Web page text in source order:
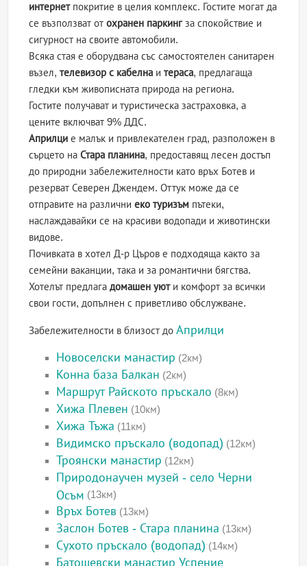
интернетпокритие в целия комплекс. Гостите могат да
се възползват отохранен паркингза спокойствие и
сигурност на своите автомобили.
Всяка стая е оборудвана със самостоятелен санитарен
възел,телевизор с кабелна итераса, предлагаща
гледки към живописната природа на региона.
Гостите получават и туристическа застраховка, а
цените включват 9% ДДС.
Априлци е малък и привлекателен град, разположен в
сърцето наСтара планина, предоставящ лесен достъп
до природни забележителности като връх Ботев и
резерват Северен Джендем. Оттук може да се
отправите на различниеко туризъм пътеки,
наслаждавайки се на красиви водопади и животински
видове.
Почивката в хотел Д-р Църов е подходяща както за
семейни ваканции, така и за романтични бягства.
Хотелът предлагадомашен уюти комфорт за всички
свои гости, допълнен с приветливо обслужване.
Забележителности в близост доАприлци
Новоселски манастир (2км)
Конна база Балкан (2км)
Маршрут Райското пръскало (8км)
Хижа Плевен (10км)
Хижа Тъжа (11км)
Видимско пръскало (водопад) (12км)
Троянски манастир (12км)
Природонаучен музей - село Черни
Осъм (13км)
Връх Ботев (13км)
Заслон Ботев - Стара планина (13км)
Сухото пръскало (водопад) (14км)
Батошевски манастир Успение